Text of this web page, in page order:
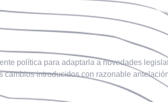
política para adaptarla a novedades
introducidos con razonable